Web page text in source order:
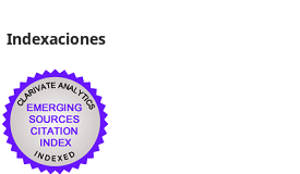
Indexaciones